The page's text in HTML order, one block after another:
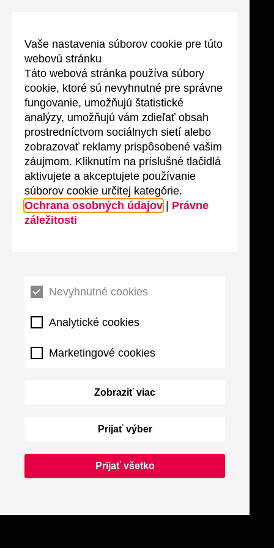
Vaše nastavenia súborov cookie pre túto
webovú stránku
Táto webová stránka používa súbory
cookie, ktoré sú nevyhnutné pre správne
fungovanie, umožňujú štatistické
analýzy, umožňujú vám zdieľať obsah
prostredníctvom sociálnych sietí alebo
zobrazovať reklamy prispôsobené vašim
záujmom. Kliknutím na príslušné tlačidlá
aktivujete a akceptujete používanie
súborov cookie určitej kategórie.
Ochrana osobných údajov
Právne
záležitosti
Nevyhnutné cookies
Analytické cookies
Marketingové cookies
Zobraziť viac
Prijať výber
Prijať všetko